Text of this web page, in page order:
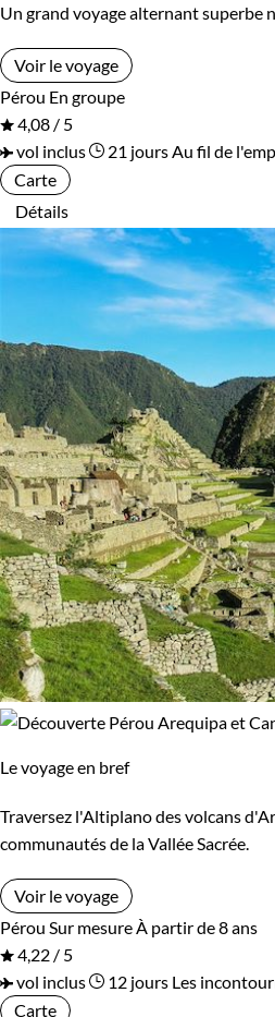
Un grand voyage alternant superbe
Voir le voyage
Pérou En groupe
4,08 / 5
vol inclus
21 jours Au fil de
Carte
Détails
Le voyage en bref
Traversez l'Altiplano des volcans
communautés de la Vallée Sacrée.
Voir le voyage
Pérou Sur mesure À partir de 8 ans
4,22 / 5
vol inclus
12 jours Les
Carte